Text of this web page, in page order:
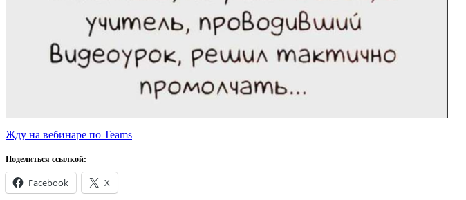
Жду на вебинаре по Teams
Поделиться ссылкой:
Facebook X